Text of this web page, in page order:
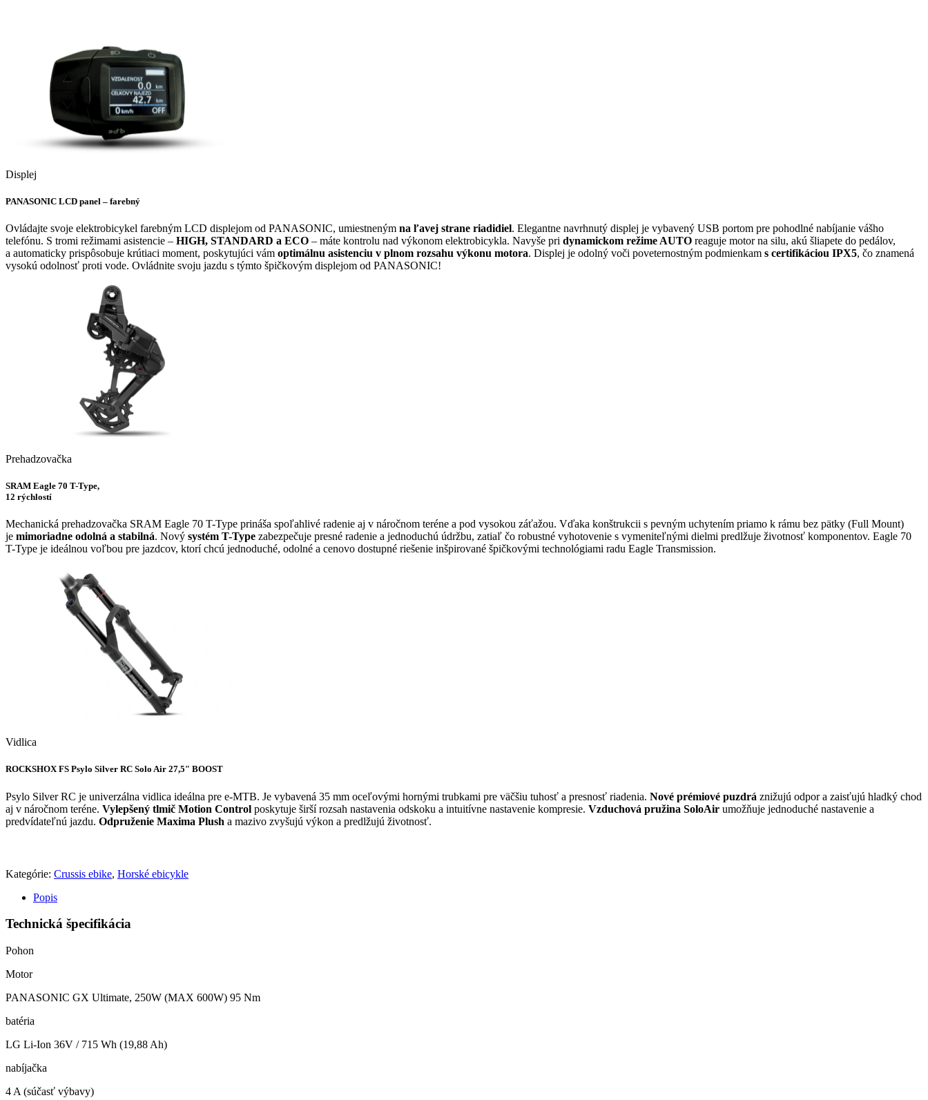
Displej
PANASONIC LCD panel – farebný
Ovládajte svoje elektrobicykel farebným LCD displejom od PANASONIC, umiestneným na ľavej strane riadidiel. Elegantne navrhnutý displej je vybavený USB portom pre pohodlné nabíjanie vášho
telefónu. S tromi režimami asistencie – HIGH, STANDARD a ECO – máte kontrolu nad výkonom elektrobicykla. Navyše pri dynamickom režime AUTO reaguje motor na silu, akú šliapete do pedálov,
a automaticky prispôsobuje krútiaci moment, poskytujúci vám optimálnu asistenciu v plnom rozsahu výkonu motora. Displej je odolný voči poveternostným podmienkam s certifikáciou IPX5, čo znamená
vysokú odolnosť proti vode. Ovládnite svoju jazdu s týmto špičkovým displejom od PANASONIC!
Prehadzovačka
SRAM Eagle 70 T-Type,
12 rýchlostí
Mechanická prehadzovačka SRAM Eagle 70 T-Type prináša spoľahlivé radenie aj v náročnom teréne a pod vysokou záťažou. Vďaka konštrukcii s pevným uchytením priamo k rámu bez pätky (Full Mount)
je mimoriadne odolná a stabilná. Nový systém T-Type zabezpečuje presné radenie a jednoduchú údržbu, zatiaľ čo robustné vyhotovenie s vymeniteľnými dielmi predlžuje životnosť komponentov. Eagle 70
T-Type je ideálnou voľbou pre jazdcov, ktorí chcú jednoduché, odolné a cenovo dostupné riešenie inšpirované špičkovými technológiami radu Eagle Transmission.
Vidlica
ROCKSHOX FS Psylo Silver RC Solo Air 27,5″ BOOST
Psylo Silver RC je univerzálna vidlica ideálna pre e-MTB. Je vybavená 35 mm oceľovými hornými trubkami pre väčšiu tuhosť a presnosť riadenia. Nové prémiové puzdrá znižujú odpor a zaisťujú hladký chod
aj v náročnom teréne. Vylepšený tlmič Motion Control poskytuje širší rozsah nastavenia odskoku a intuitívne nastavenie kompresie. Vzduchová pružina SoloAir umožňuje jednoduché nastavenie a
predvídateľnú jazdu. Odpruženie Maxima Plush a mazivo zvyšujú výkon a predlžujú životnosť.
Kategórie: Crussis ebike, Horské ebicykle
Popis
Technická špecifikácia
Pohon
Motor
PANASONIC GX Ultimate, 250W (MAX 600W) 95 Nm
batéria
LG Li-Ion 36V / 715 Wh (19,88 Ah)
nabíjačka
4 A (súčasť výbavy)